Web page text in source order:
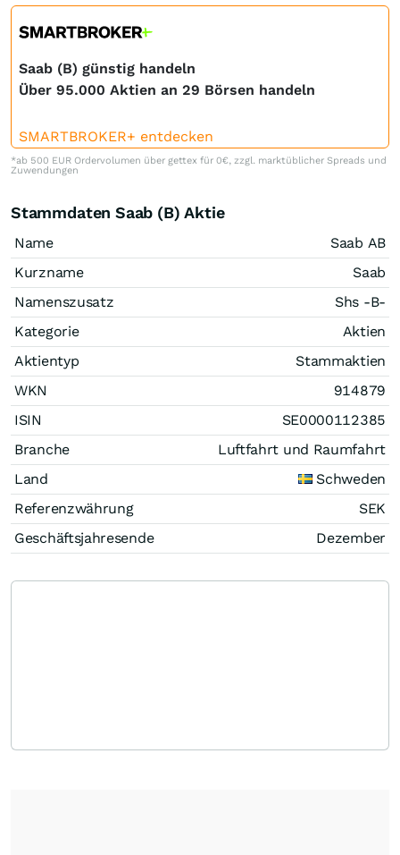
Saab (B) günstig handeln
Über 95.000 Aktien an 29 Börsen handeln
SMARTBROKER+ entdecken
*ab 500 EUR Ordervolumen über gettex für 0€, zzgl. marktüblicher Spreads und
Zuwendungen
Stammdaten Saab (B) Aktie
Name
Saab AB
Kurzname
Saab
Namenszusatz
Shs -B-
Kategorie
Aktien
Aktientyp
Stammaktien
WKN
914879
ISIN
SE0000112385
Branche
Luftfahrt und Raumfahrt
Land
Schweden
Referenzwährung
SEK
Geschäftsjahresende
Dezember